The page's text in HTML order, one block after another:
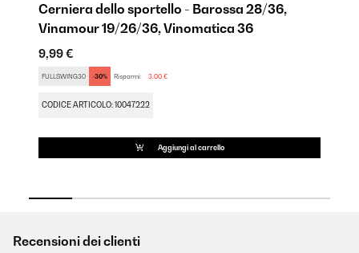
Cerniera dello sportello - Barossa 28/36,
Vinamour 19/26/36, Vinomatica 36
9,99 €
FULLSWING30 -30% Risparmi: 3,00 €
CODICE ARTICOLO: 10047222
Aggiungi al carrello
Recensioni dei clienti